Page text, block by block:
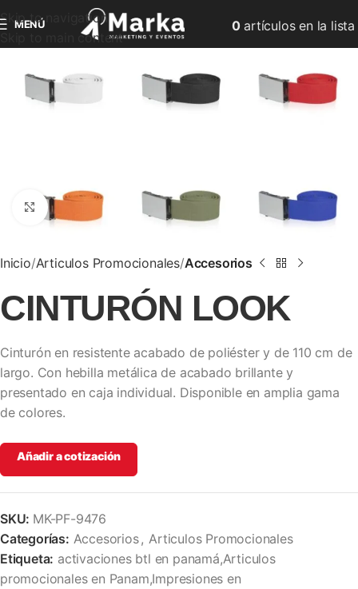
Skip to navigation
Skip to main content
MENÚ 0artículosen la lista
Clic para ampliar
Inicio Articulos Promocionales Accesorios
CINTURÓN LOOK
Cinturón en resistente acabado de poliéster y de 110 cm de
largo. Con hebilla metálica de acabado brillante y
presentado en caja individual. Disponible en amplia gama
de colores.
Añadir a cotización
SKU: MK-PF-9476
Categorías: Accesorios , Articulos Promocionales
Etiqueta: activaciones btl en panamá,Articulos
promocionales en Panam,Impresiones en